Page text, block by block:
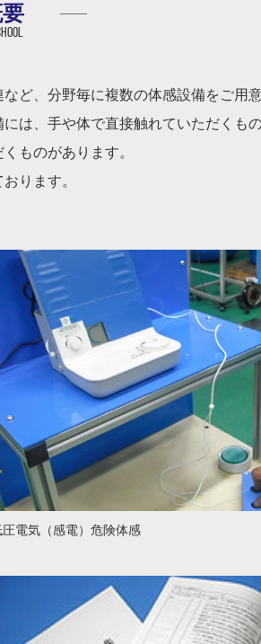
ど、分野毎に複数の体感設備をご用意
は、手や体で直接触れていただくもの
ものがあります。
ります。
圧電気（感電）危険体感